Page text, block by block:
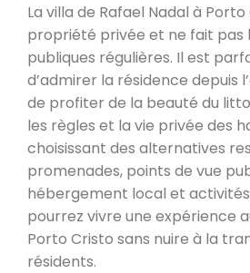
La villa de Rafael Nadal à
propriété privée et ne fait pas
publiques régulières. Il est
d’admirer la résidence depuis
de profiter de la beauté du
les règles et la vie privée des
choisissant des alternatives
promenades, points de vue
hébergement local et
pourrez vivre une expérience
Porto Cristo sans nuire à la
résidents.